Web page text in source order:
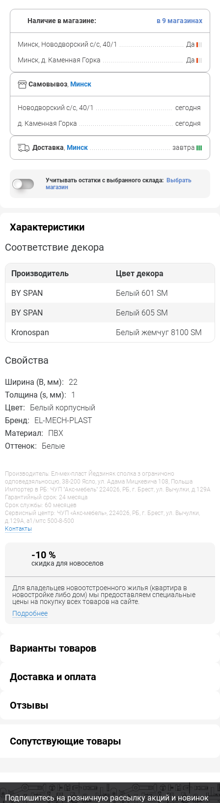
Самовывоз, Минск
Новодворский с/с, 40/1
сегодня
д. Каменная Горка
сегодня
Доставка, Минск завтра
Наличие в магазине: в 9 магазинах
Минск, Новодворский с/с, 40/1
Да
Минск, д. Каменная Горка
Да
Учитывать остатки с выбранного склада: Выбрать
магазин
Характеристики
Соответствие декора
Производитель Цвет декора
BY SPAN Белый 601 SM
BY SPAN Белый 605 SM
Kronospan Белый жемчуг 8100 SM
Свойства
Ширина (B, мм):
22
Толщина (s, мм):
1
Цвет:
Белый корпусный
Бренд:
EL-MECH-PLAST
Материал:
ПВХ
Оттенок:
Белые
Производитель: Ел-мех-пласт Йедзиняк сполка з ограничоно
одповедзяльносцю, 38-200 Ясло, ул. Адама Мицкевича 108, Польша
Импортер в РБ: ЧУП "Акс-мебель" 224026, РБ, г. Брест, ул. Вычулки, д.129А
Гарантийный срок: 24 месяца
Срок службы: 60 месяцев
Сервисный центр: ЧУП «Акс-мебель», 224026, РБ, г. Брест, ул. Вычулки,
д.129А, a1/мтс 500-8-500
Контакты
-10 %
скидка для новоселов
Для владельцев новоотстроенного жилья (квартира в
новостройке либо дом) мы предоставляем специальные
цены на покупку всех товаров на сайте.
Подробнее
Варианты товаров
Доставка и оплата
Отзывы
Сопутствующие товары
Подпишитесь на розничную рассылку акций и новинок